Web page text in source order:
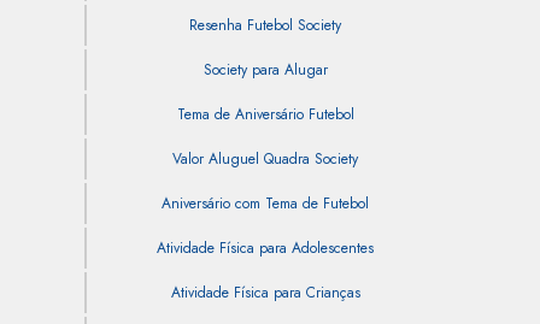
Resenha Futebol Society
Society para Alugar
Tema de Aniversário Futebol
Valor Aluguel Quadra Society
Aniversário com Tema de Futebol
Atividade Física para Adolescentes
Atividade Física para Crianças